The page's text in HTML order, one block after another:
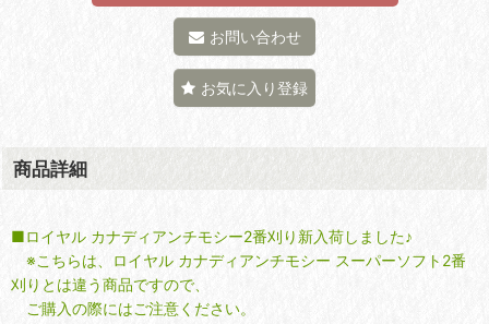
お問い合わせ
お気に入り登録
商品詳細
■ロイヤル カナディアンチモシー2番刈り新入荷しました♪
※こちらは、ロイヤル カナディアンチモシー スーパーソフト2番
刈りとは違う商品ですので、
ご購入の際にはご注意ください。